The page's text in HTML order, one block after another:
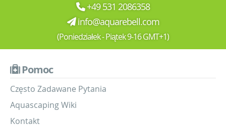
+49 531 2086358
info@aquarebell.com
(Poniedziałek - Piątek 9-16 GMT+1)
Pomoc
Często Zadawane Pytania
Aquascaping Wiki
Kontakt